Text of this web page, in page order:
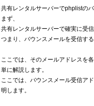
共有レンタルサーバーでphplistの
まず、
共有レンタルサーバーで確実に受
つまり、バウンスメールを受信す
ここでは、そのメールアドレスを
単に解説します。
ここでは、バウンスメール受信ア
明します。